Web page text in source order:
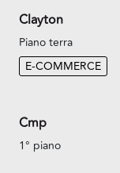
Clayton
Piano terra
E-COMMERCE
Cmp
1° piano